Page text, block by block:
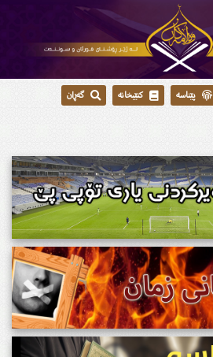
پێناسە کتێبخانە
گەڕان